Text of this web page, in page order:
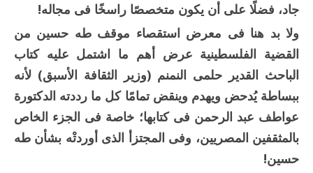
جاد، فضلًا على أن يكون متخصصًا راسخًا فى مجاله!
ولا بد هنا فى معرض استقصاء موقف طه حسين من
القضية الفلسطينية عرض أهم ما اشتمل عليه كتاب
الباحث القدير حلمى النمنم (وزير الثقافة الأسبق) لأنه
ببساطة يُدحض ويهدم وينقض تمامًا كل ما رددته الدكتورة
عواطف عبد الرحمن فى كتابها؛ خاصة فى الجزء الخاص
بالمثقفين المصريين، وفى المجتزأ الذى أوردتْه بشأن طه
حسين!